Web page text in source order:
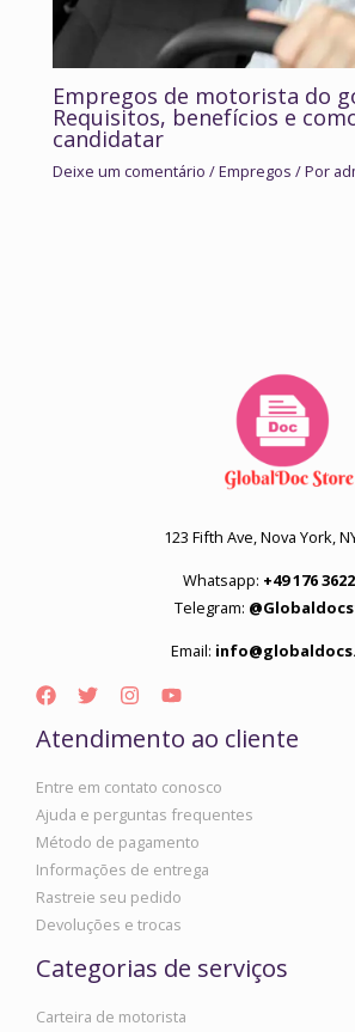
Empregos de motorista do
Requisitos, benefícios e
candidatar
Deixe um comentário /Empregos / Por
123 Fifth Ave, Nova York,
Whatsapp: +49 176
Telegram:
Email:
Atendimento ao cliente
Entre em contato conosco
Ajuda e perguntas frequentes
Método de pagamento
Informações de entrega
Rastreie seu pedido
Devoluções e trocas
Categorias de serviços
Carteira de motorista